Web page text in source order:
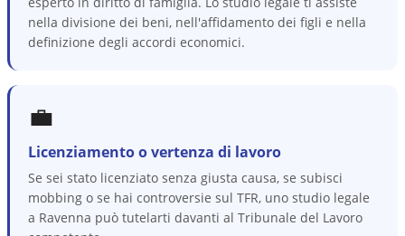
nella divisione dei beni, nell'affidamento dei figli e nella
definizione degli accordi economici.
💼
Licenziamento o vertenza di lavoro
Se sei stato licenziato senza giusta causa, se subisci
mobbing o se hai controversie sul TFR, uno studio legale
a Ravenna può tutelarti davanti al Tribunale del Lavoro